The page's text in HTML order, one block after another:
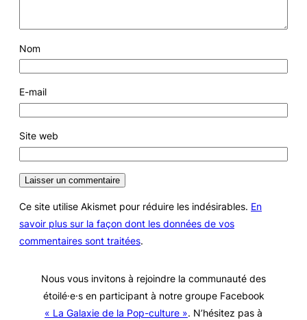
Nom
E-mail
Site web
Ce site utilise Akismet pour réduire les indésirables. En
savoir plus sur la façon dont les données de vos
commentaires sont traitées.
Nous vous invitons à rejoindre la communauté des
étoilé·e·s en participant à notre groupe Facebook
« La Galaxie de la Pop-culture ». N’hésitez pas à